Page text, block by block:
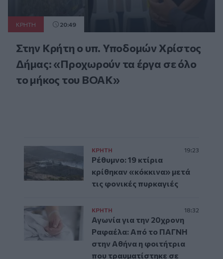
ΚΡΗΤΗ 20:49
Στην Κρήτη ο υπ. Υποδομών Χρίστος
Δήμας: «Προχωρούν τα έργα σε όλο
το μήκος του ΒΟΑΚ»
ΚΡΗΤΗ 19:23
Ρέθυμνο: 19 κτίρια
κρίθηκαν «κόκκινα» μετά
τις φονικές πυρκαγιές
ΚΡΗΤΗ 18:32
Αγωνία για την 20χρονη
Ραφαέλα: Από το ΠΑΓΝΗ
στην Αθήνα η φοιτήτρια
που τραυματίστηκε σε